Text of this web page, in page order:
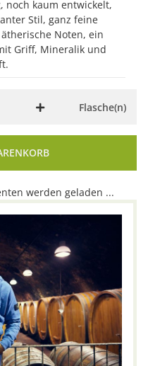
noch kaum entwickelt,
Stil, ganz feine
Noten, ein
Griff, Mineralik und
Flasche(n)
werden geladen ...